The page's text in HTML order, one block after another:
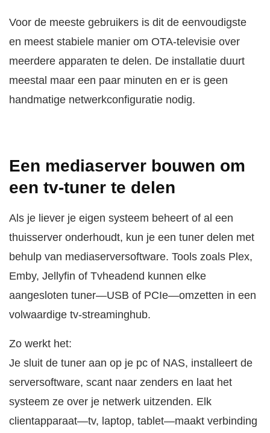
Voor de meeste gebruikers is dit de eenvoudigste
en meest stabiele manier om OTA-televisie over
meerdere apparaten te delen. De installatie duurt
meestal maar een paar minuten en er is geen
handmatige netwerkconfiguratie nodig.
Een mediaserver bouwen om
een tv-tuner te delen
Als je liever je eigen systeem beheert of al een
thuisserver onderhoudt, kun je een tuner delen met
behulp van mediaserversoftware. Tools zoals Plex,
Emby, Jellyfin of Tvheadend kunnen elke
aangesloten tuner—USB of PCIe—omzetten in een
volwaardige tv-streaminghub.
Zo werkt het:
Je sluit de tuner aan op je pc of NAS, installeert de
serversoftware, scant naar zenders en laat het
systeem ze over je netwerk uitzenden. Elk
clientapparaat—tv, laptop, tablet—maakt verbinding